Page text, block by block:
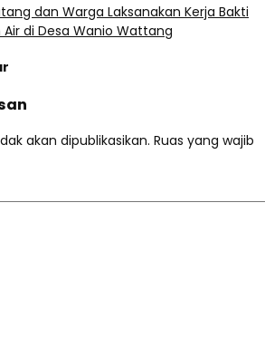
dan Warga Laksanakan Kerja Bakti
di Desa Wanio Wattang
akan dipublikasikan. Ruas yang wajib